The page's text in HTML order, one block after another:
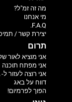
מה זה זמ"ל?
מי אנחנו
F.A.Q.
יצירת קשר /
תרום
אני מוציא לאור
אני מפתח תוכנה
אני רוצה לעזור ל- BGA
דווח על באג
הפוך לפרמיום!